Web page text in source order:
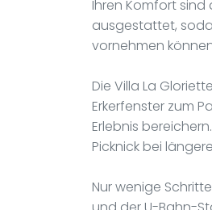
Ihren Komfort sind
ausgestattet,
vornehmen
Die Villa La
Erkerfenster zum
Erlebnis
Picknick bei
Nur wenige